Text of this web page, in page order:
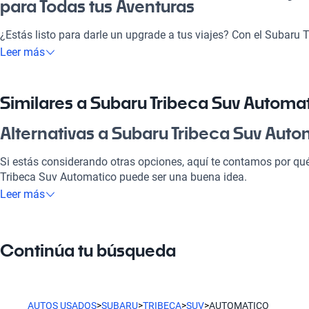
para Todas tus Aventuras
¿Estás listo para darle un upgrade a tus viajes? Con el Subaru
trayecto se convierte en una experiencia placentera. Este SUV
haciéndolo la mejor opción en el mercado. ¡No te lo pierdas!
¿Por qué elegir Subaru Tribeca Suv
Disfrutá de la mejor tecnología con Tecnología moderna, lo que
placentero y conectado.
Subaru Forester ,Subaru Impreza, Subaru Outback
Leer más
Similares a Subaru Tribeca Suv
Alternativas a Subaru Tribeca Suv
Si estás considerando otras opciones, aquí te contamos por
Tribeca Suv Automatico puede ser una buena idea.
conducción.
Subaru Tribeca Suv Automático combina lujo y funcionalidad
Leer más
Continúa tu búsqueda
AUTOS USADOS>SUBARU>TRIBECA>SUV>AUTOMATICO